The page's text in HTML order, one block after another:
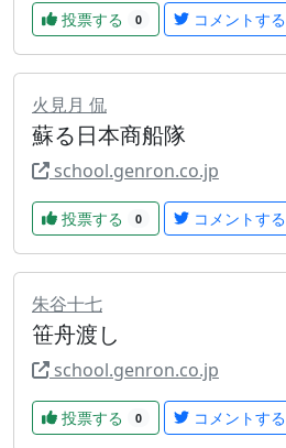
投票する 0 コメントする
火見月 侃
蘇る日本商船隊
school.genron.co.jp
投票する 0 コメントする
朱谷十七
笹舟渡し
school.genron.co.jp
投票する 0 コメントする